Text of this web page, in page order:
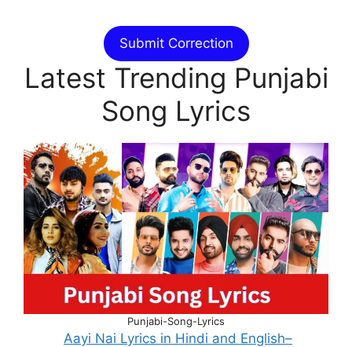
Submit Correction
Latest Trending Punjabi
Song Lyrics
Punjabi-Song-Lyrics
Aayi Nai Lyrics in Hindi and English–